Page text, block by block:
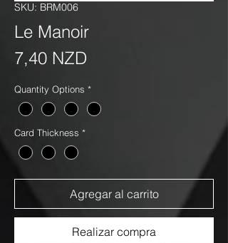
SKU: BRM006
Le Manoir
7,40 NZD
Quantity Options *
Card Thickness *
Agregar al carrito
Realizar compra